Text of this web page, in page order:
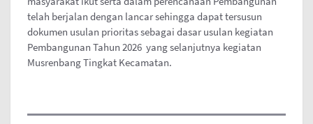
telah berjalan dengan lancar sehingga dapat tersusun
dokumen usulan prioritas sebagai dasar usulan kegiatan
Pembangunan Tahun 2026 yang selanjutnya kegiatan
Musrenbang Tingkat Kecamatan.